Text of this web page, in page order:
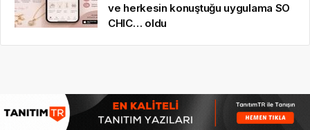
ve herkesin konuştuğu uygulama SO
CHIC… oldu